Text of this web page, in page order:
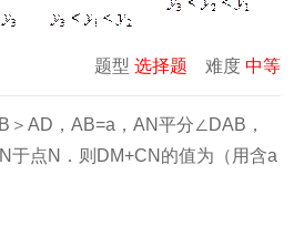
题型 选择题 难度 中等
＞AD，AB=a，AN平分∠DAB，
点N．则DM+CN的值为（用含a